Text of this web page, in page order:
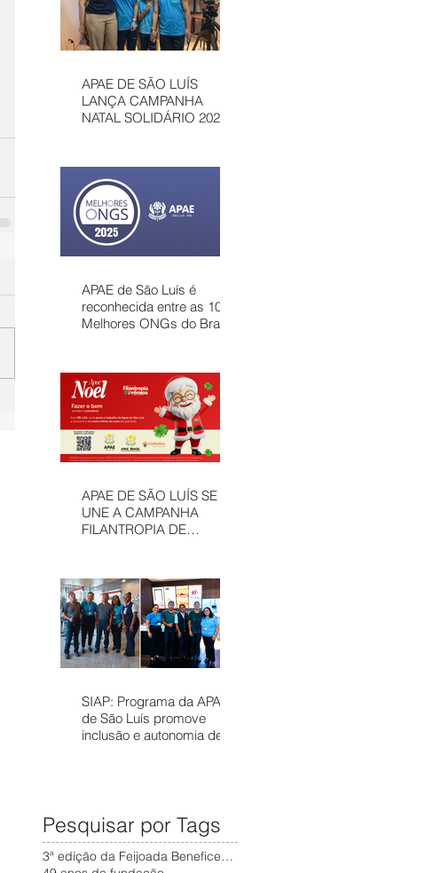
APAE DE SÃO LUÍS
LANÇA CAMPANHA
NATAL SOLIDÁRIO 2025
COMUNIDADE E
FORTALECER
ATENDIMENTOS
GRATUITOS NO
MARANHÃO
APAE de São Luís é
reconhecida entre as 100
Melhores ONGs do Brasil
APAE DE SÃO LUÍS SE
UNE A CAMPANHA
FILANTROPIA DE
SERVIÇOS
ASSISTÊNCIAIS
SIAP: Programa da APAE
de São Luís promove
inclusão e autonomia de
Pesquisar por Tags
3ª edição da Feijoada Beneficente da APAE